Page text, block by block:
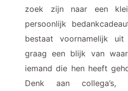
zoek zijn naar een
persoonlijk
bestaat voornamelijk uit
graag een blijk van
iemand die hen heeft
Denk aan collega’s,